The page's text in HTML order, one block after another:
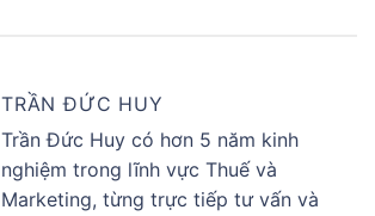
TRẦN ĐỨC HUY
Trần Đức Huy có hơn 5 năm kinh
nghiệm trong lĩnh vực Thuế và
Marketing, từng trực tiếp tư vấn và